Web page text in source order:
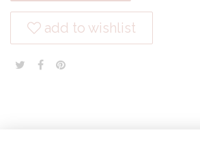
add to wishlist